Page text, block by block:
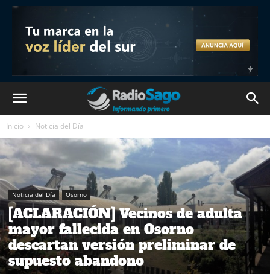
Inicio Noticia del Día
Noticia del Día Osorno
[ACLARACIÓN] Vecinos de adulta
mayor fallecida en Osorno
descartan versión preliminar de
supuesto abandono